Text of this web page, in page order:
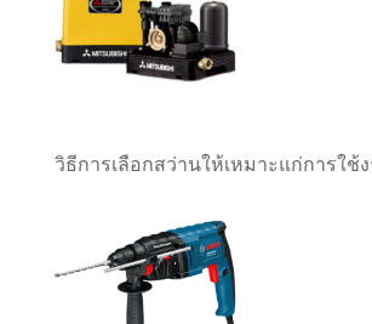
วิธีการเลือกสว่านให้เหมาะแก่การใช้